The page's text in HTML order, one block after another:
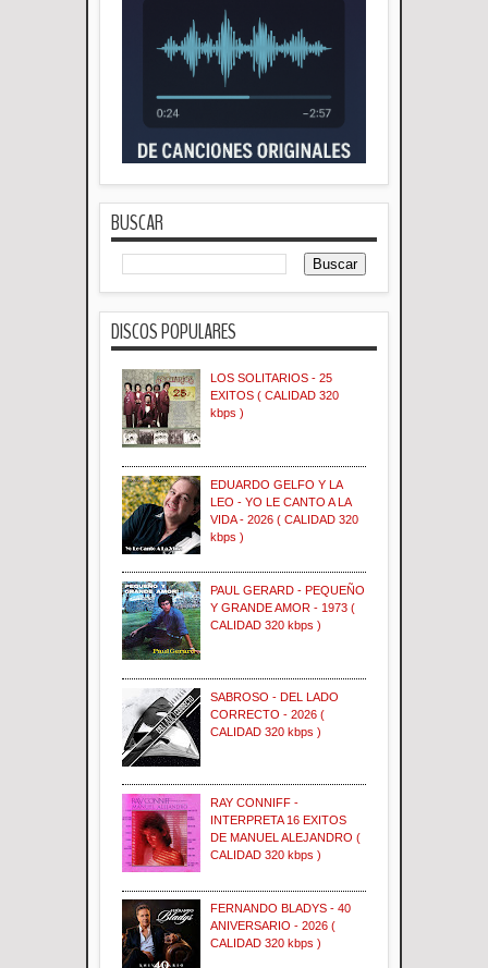
BUSCAR
DISCOS POPULARES
LOS SOLITARIOS - 25
EXITOS ( CALIDAD 320
kbps )
EDUARDO GELFO Y LA
LEO - YO LE CANTO A LA
VIDA - 2026 ( CALIDAD 320
kbps )
PAUL GERARD - PEQUEÑO
Y GRANDE AMOR - 1973 (
CALIDAD 320 kbps )
SABROSO - DEL LADO
CORRECTO - 2026 (
CALIDAD 320 kbps )
RAY CONNIFF -
INTERPRETA 16 EXITOS
DE MANUEL ALEJANDRO (
CALIDAD 320 kbps )
FERNANDO BLADYS - 40
ANIVERSARIO - 2026 (
CALIDAD 320 kbps )